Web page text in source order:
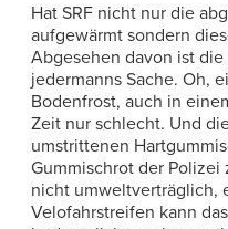
Hat SRF nicht nur die
aufgewärmt sondern
Abgesehen davon ist
jedermanns Sache. Oh,
Bodenfrost, auch in
Zeit nur schlecht. Und
umstrittenen
Gummischrot der Polizei
nicht umweltverträglich,
Velofahrstreifen kann